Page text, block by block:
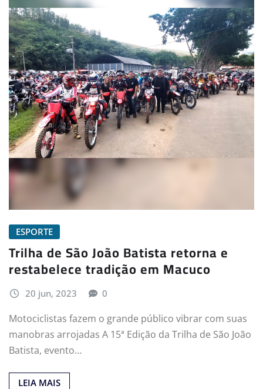
ESPORTE
Trilha de São João Batista retorna e
restabelece tradição em Macuco
20 jun, 2023 0
Motociclistas fazem o grande público vibrar com suas
manobras arrojadas A 15ª Edição da Trilha de São João
Batista, evento…
LEIA MAIS